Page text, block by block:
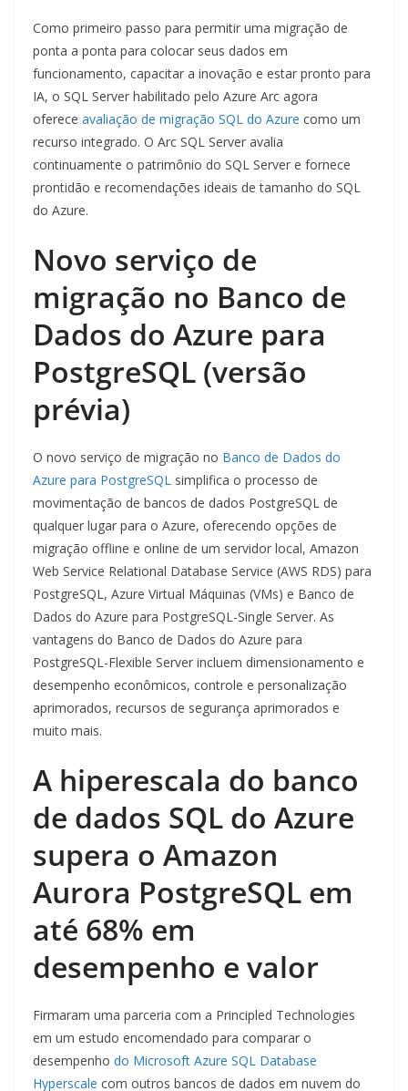
Como primeiro passo para permitir uma migração de
ponta a ponta para colocar seus dados em
funcionamento, capacitar a inovação e estar pronto para
IA, o SQL Server habilitado pelo Azure Arc agora
oferece avaliação de migração SQL do Azure como um
recurso integrado. O Arc SQL Server avalia
continuamente o patrimônio do SQL Server e fornece
prontidão e recomendações ideais de tamanho do SQL
do Azure.
Novo serviço de
migração no Banco de
Dados do Azure para
PostgreSQL (versão
prévia)
O novo serviço de migração no Banco de Dados do
Azure para PostgreSQL simplifica o processo de
movimentação de bancos de dados PostgreSQL de
qualquer lugar para o Azure, oferecendo opções de
migração offline e online de um servidor local, Amazon
Web Service Relational Database Service (AWS RDS) para
PostgreSQL, Azure Virtual Máquinas (VMs) e Banco de
Dados do Azure para PostgreSQL-Single Server. As
vantagens do Banco de Dados do Azure para
PostgreSQL-Flexible Server incluem dimensionamento e
desempenho econômicos, controle e personalização
aprimorados, recursos de segurança aprimorados e
muito mais.
A hiperescala do banco
de dados SQL do Azure
supera o Amazon
Aurora PostgreSQL em
até 68% em
desempenho e valor
Firmaram uma parceria com a Principled Technologies
em um estudo encomendado para comparar o
desempenho do Microsoft Azure SQL Database
Hyperscale com outros bancos de dados em nuvem do